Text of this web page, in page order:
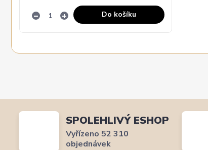
Do košíku
SPOLEHLIVÝ ESHOP
Vyřízeno 52 310
objednávek